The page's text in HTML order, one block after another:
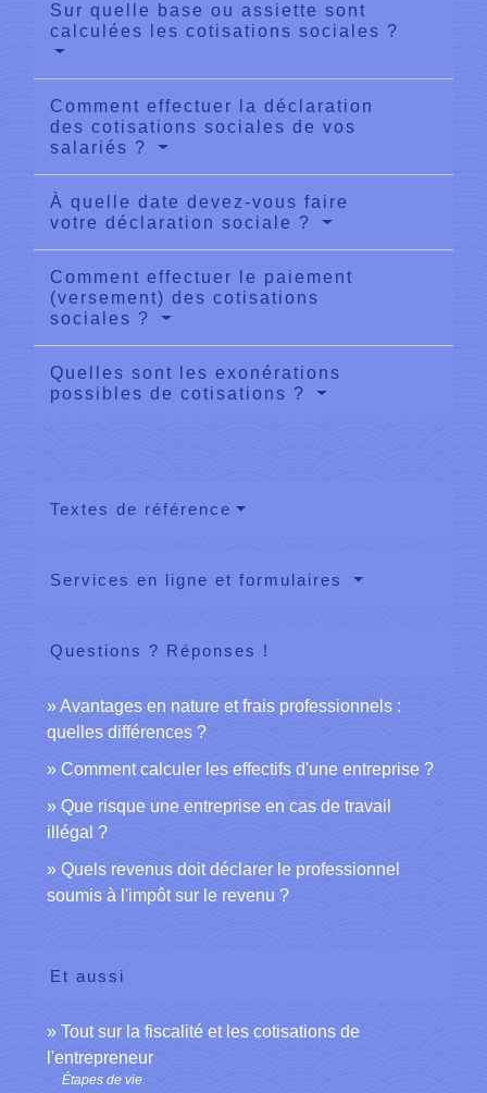
Sur quelle base ou assiette sont
calculées les cotisations sociales ?
Comment effectuer la déclaration
des cotisations sociales de vos
salariés ?
À quelle date devez-vous faire
votre déclaration sociale ?
Comment effectuer le paiement
(versement) des cotisations
sociales ?
Quelles sont les exonérations
possibles de cotisations ?
Textes de référence
Services en ligne et formulaires
Questions ? Réponses !
Avantages en nature et frais professionnels :
quelles différences ?
Comment calculer les effectifs d'une entreprise ?
Que risque une entreprise en cas de travail
illégal ?
Quels revenus doit déclarer le professionnel
soumis à l'impôt sur le revenu ?
Et aussi
Tout sur la fiscalité et les cotisations de
l'entrepreneur
Étapes de vie